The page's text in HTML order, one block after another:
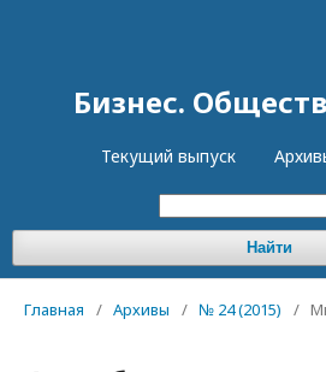
Бизнес.
Текущий выпуск
Найти
Главная / Архивы / № 24 (2015) /